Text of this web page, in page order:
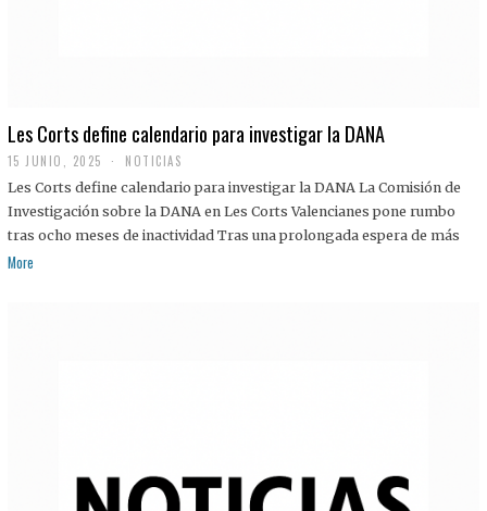
Les Corts define calendario para investigar la DANA
15 JUNIO, 2025 NOTICIAS
Les Corts define calendario para investigar la DANA La Comisión de
Investigación sobre la DANA en Les Corts Valencianes pone rumbo
tras ocho meses de inactividad Tras una prolongada espera de más
More